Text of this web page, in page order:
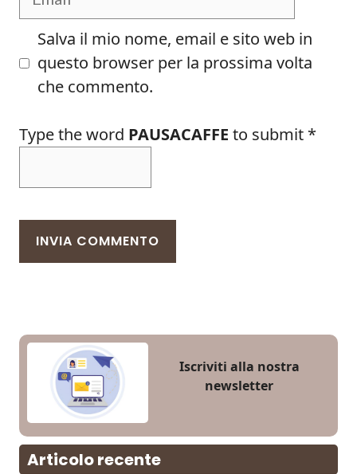
Salva il mio nome, email e sito web in
questo browser per la prossima volta
che commento.
Type the word PAUSACAFFE to submit *
Iscriviti alla nostra
newsletter
Articolo recente